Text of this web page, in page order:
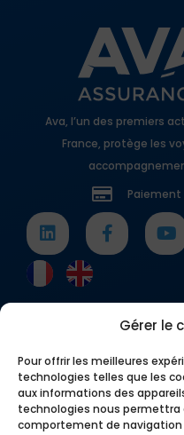
Gérer le
Pour offrir les meilleures
technologies telles que les
aux informations des
technologies nous permettra
comportement de navigation
Ava, l’un des premiers
France, protège les
Paiement